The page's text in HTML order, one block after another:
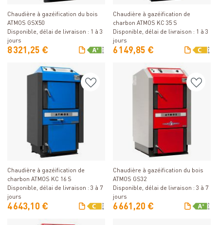
Chaudière à gazéification du bois
ATMOS GSX50
Disponible, délai de livraison : 1 à 3
jours
8 321,25 €
Chaudière à gazéification de
charbon ATMOS KC 35 S
Disponible, délai de livraison : 1 à 3
jours
6 149,85 €
Détails
Chaudière à gazéification de
charbon ATMOS KC 16 S
Disponible, délai de livraison : 3 à 7
jours
4 643,10 €
Détails
Chaudière à gazéification du bois
ATMOS GS32
Disponible, délai de livraison : 3 à 7
jours
6 661,20 €